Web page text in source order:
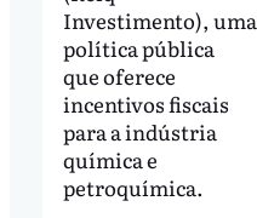
Investimento), uma
política pública
que oferece
incentivos fiscais
para a indústria
química e
petroquímica.